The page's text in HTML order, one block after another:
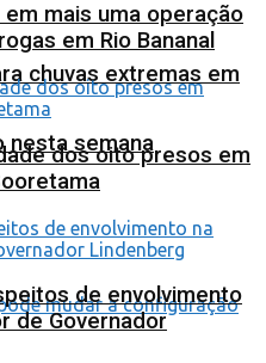
chuvas extremas em
nesta semana
mais uma operação
em Rio Bananal
dos oito presos em
de envolvimento
de Governador